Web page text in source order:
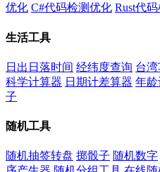
优化 C#代码检测优化 Rust代
生活工具
日出日落时间 经纬度查询 台
科学计算器 日期计差算器 年龄
子
随机工具
随机抽签转盘 掷骰子 随机数字